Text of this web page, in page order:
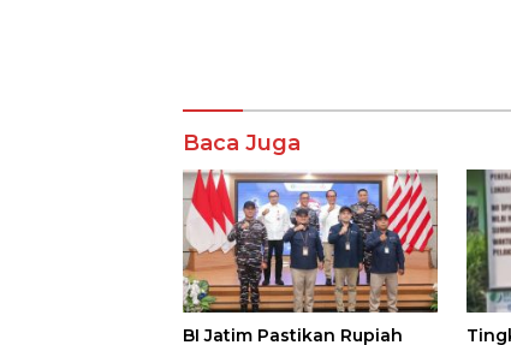
Baca Juga
BI Jatim Pastikan Rupiah